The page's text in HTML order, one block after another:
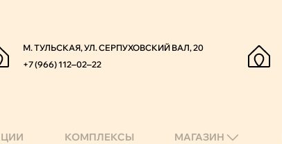
М. ТУЛЬСКАЯ, УЛ. СЕРПУХОВСКИЙ ВАЛ, 20
+7 (966) 112‒02‒22
КОМПЛЕКСЫ МАГАЗИН